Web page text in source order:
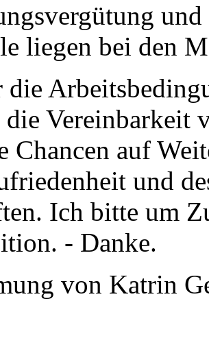
liegen bei den
die
die
Chancen auf
und
Ich bitte um
- Danke.
von Katrin